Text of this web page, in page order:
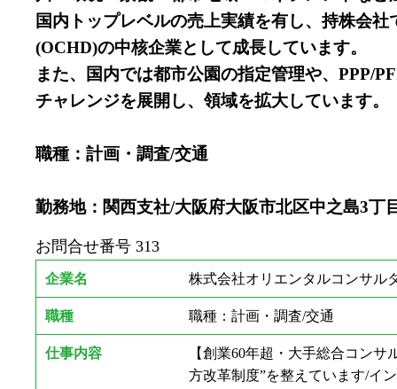
国内トップレベルの売上実績を有し、持株会
(OCHD)の中核企業として成長しています。
また、国内では都市公園の指定管理や、PPP/
チャレンジを展開し、領域を拡大しています。
職種：計画・調査/交通
勤務地：関西支社/大阪府大阪市北区中之島3丁
お問合せ番号 313
企業名 株式会社オリエンタルコンサル
職種 職種：計画・調査/交通
仕事内容
【創業60年超・大手総合コン
方改革制度”を整えています/イ